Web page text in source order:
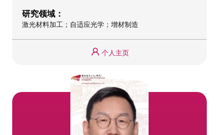
研究领域：
激光材料加工；自适应光学；增材制造
个人主页